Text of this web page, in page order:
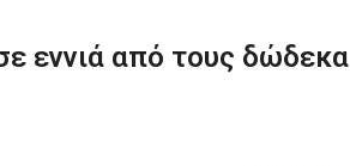
εννιά από τους